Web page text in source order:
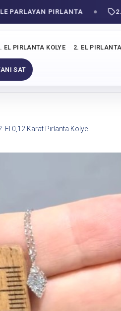
PIRLANTA 2.
EL PIRLANTA KOLYE 2. EL
SAT
El 0,12 Karat Pırlanta Kolye